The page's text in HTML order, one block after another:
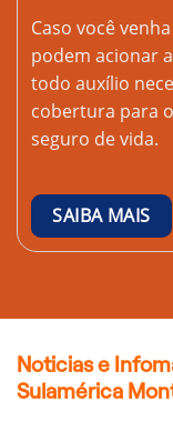
Caso você
podem acionar
todo auxílio
cobertura para
seguro de vida.
SAIBA MAIS
Noticias e
Sulamérica